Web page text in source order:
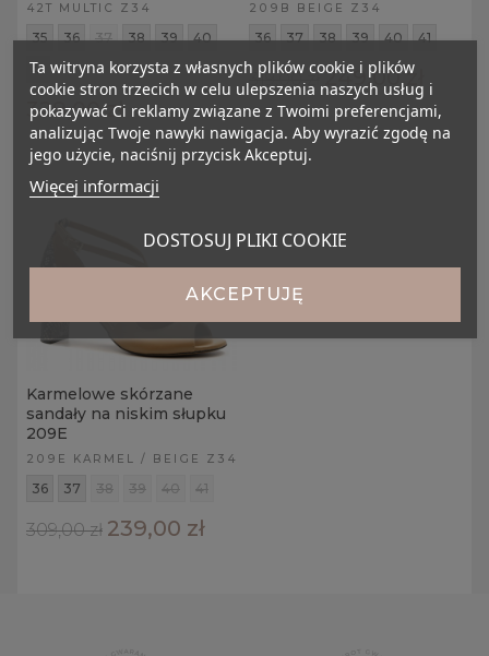
42T MULTIC Z34
35 36 37 38 39
40
41
329,00 zł
209B BEIGE Z34
36 37 38 39 40 41
319,00 zł 249,00 zł
Karmelowe skórzane
sandały na niskim słupku
209E
209E KARMEL / BEIGE Z34
36 37 38 39 40 41
309,00 zł 239,00 zł
Ta witryna korzysta z własnych plików cookie i plików
cookie stron trzecich w celu ulepszenia naszych usług i
pokazywać Ci reklamy związane z Twoimi preferencjami,
analizując Twoje nawyki nawigacja. Aby wyrazić zgodę na
jego użycie, naciśnij przycisk Akceptuj.
Więcej informacji
DOSTOSUJ PLIKI COOKIE
AKCEPTUJĘ